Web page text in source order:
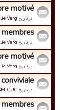
motivé
. درتاریخ Verg…
. درتاریخ Verg…
motivé
. درتاریخ Verg…
. درتاریخCUC
membres